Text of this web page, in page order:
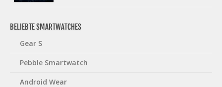
BELIEBTE SMARTWATCHES
Gear S
Pebble Smartwatch
Android Wear